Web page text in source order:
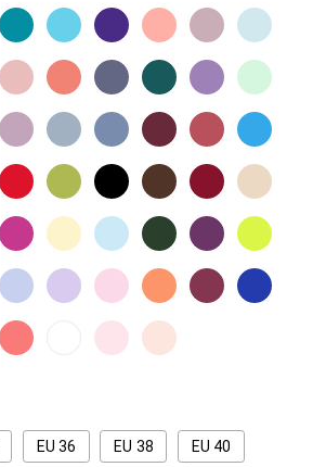
EU 36 EU 38 EU 40